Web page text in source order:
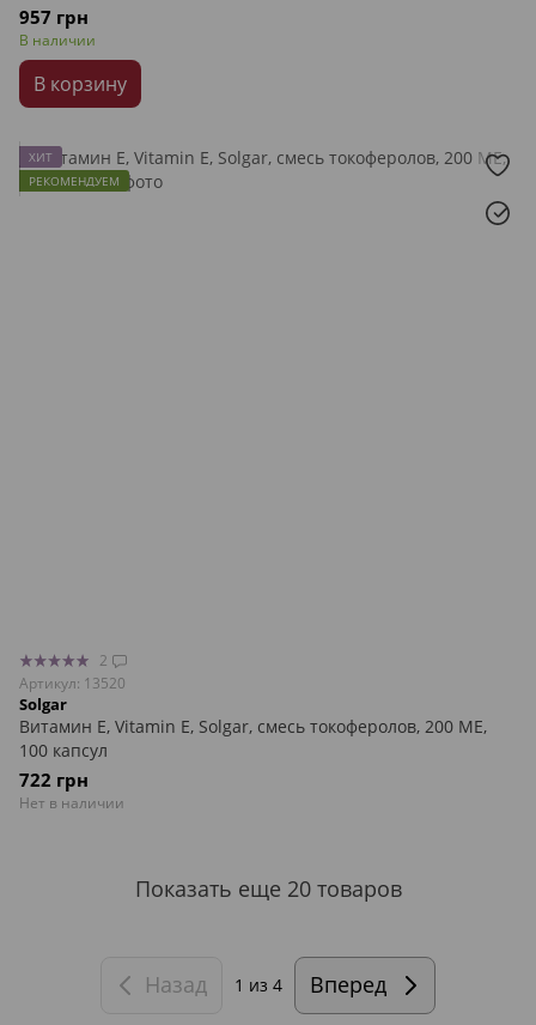
957 грн
В наличии
В корзину
ХИТ
РЕКОМЕНДУЕМ
2
Артикул: 13520
Solgar
Витамин Е, Vitamin E, Solgar, смесь токоферолов, 200 МЕ,
100 капсул
722 грн
Нет в наличии
Показать еще 20 товаров
Назад 1 из 4 Вперед